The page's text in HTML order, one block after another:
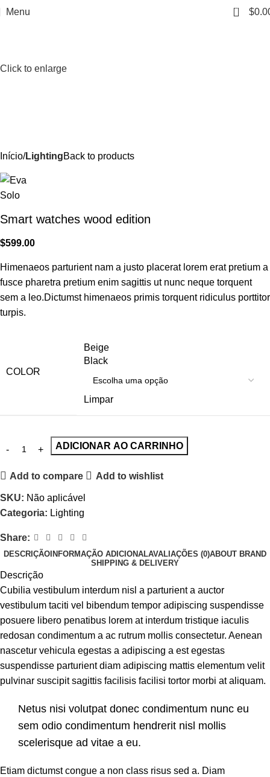
Menu 0 $
Click to enlarge
Início LightingBack to products
Smart watches wood edition
$599.00
Himenaeos parturient nam a justo placerat lorem erat pretium a
fusce pharetra pretium enim sagittis ut nunc neque torquent
sem a leo.Dictumst himenaeos primis torquent ridiculus porttitor
turpis.
COLOR
Beige
Black
Limpar
ADICIONAR AO CARRINHO
Add to compare Add to wishlist
SKU: Não aplicável
Categoria: Lighting
Share:
DESCRIÇÃO INFORMAÇÃO ADICIONALAVALIAÇÕES (0)ABOUT BRAND
SHIPPING & DELIVERY
Descrição
Cubilia vestibulum interdum nisl a parturient a auctor
vestibulum taciti vel bibendum tempor adipiscing suspendisse
posuere libero penatibus lorem at interdum tristique iaculis
redosan condimentum a ac rutrum mollis consectetur. Aenean
nascetur vehicula egestas a adipiscing a est egestas
suspendisse parturient diam adipiscing mattis elementum velit
pulvinar suscipit sagittis facilisis facilisi tortor morbi at aliquam.
Netus nisi volutpat donec condimentum nunc eu
sem odio condimentum hendrerit nisl mollis
scelerisque ad vitae a eu.
Etiam dictumst congue a non class risus sed a. Diam